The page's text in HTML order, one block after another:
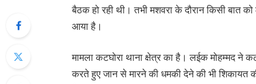
बैठक हो रही थी। तभी मशवरा के दौरान किसी बात
आया है।
मामला कटघोरा थाना क्षेत्र का है। लईक मोहम्मद ने
करते हुए जान से मारने की धमकी देने की भी शिकायत